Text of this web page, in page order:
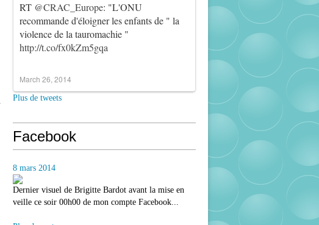
RT @CRAC_Europe: "L'ONU
recommande d'éloigner les enfants de " la
violence de la tauromachie "
http://t.co/fx0kZm5gqa
March 26, 2014
Plus de tweets
Facebook
8 mars 2014
Dernier visuel de Brigitte Bardot avant la mise en
veille ce soir 00h00 de mon compte Facebook...